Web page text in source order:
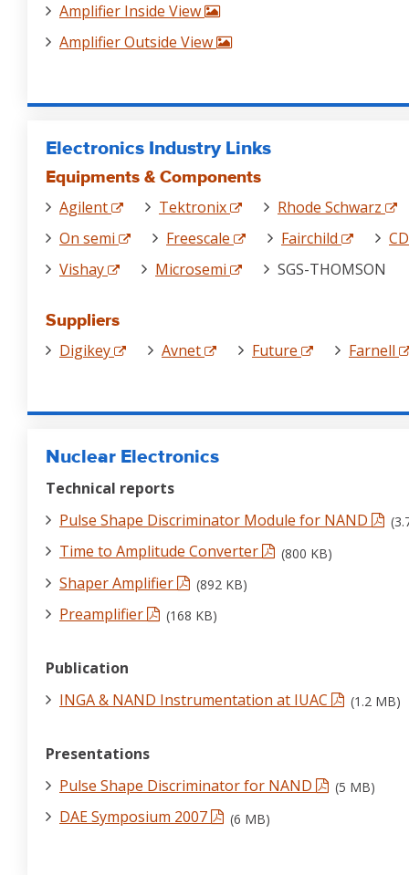
Amplifier Inside View
Amplifier Outside View
Electronics Industry Links
Equipments & Components
Agilent Tektronix
Rhode Schwarz
On semi
Freescale Fairchild
Vishay
Microsemi SGS-THOMSON
Suppliers
Digikey Avnet Future Farnell
Nuclear Electronics
Technical reports
Pulse Shape Discriminator Module for NAND
Time to Amplitude Converter (800 KB)
Shaper Amplifier (892 KB)
Preamplifier (168 KB)
Publication
INGA & NAND Instrumentation at IUAC
(1.2 MB)
Presentations
Pulse Shape Discriminator for NAND
(5 MB)
DAE Symposium 2007 (6 MB)